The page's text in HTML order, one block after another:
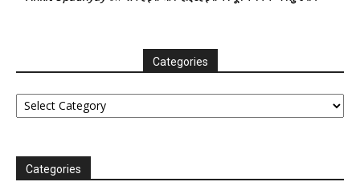
Categories
Categories
Categories